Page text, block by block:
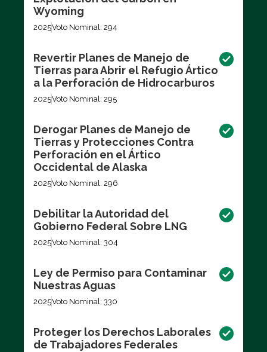
Wyoming
2025Voto Nominal: 294
Revertir Planes de Manejo de
Tierras para Abrir el Refugio Ártico
a la Perforación de Hidrocarburos
2025Voto Nominal: 295
Derogar Planes de Manejo de
Tierras y Protecciones Contra
Perforación en el Ártico
Occidental de Alaska
2025Voto Nominal: 296
Debilitar la Autoridad del
Gobierno Federal Sobre LNG
2025Voto Nominal: 304
Ley de Permiso para Contaminar
Nuestras Aguas
2025Voto Nominal: 330
Proteger los Derechos Laborales
de Trabajadores Federales